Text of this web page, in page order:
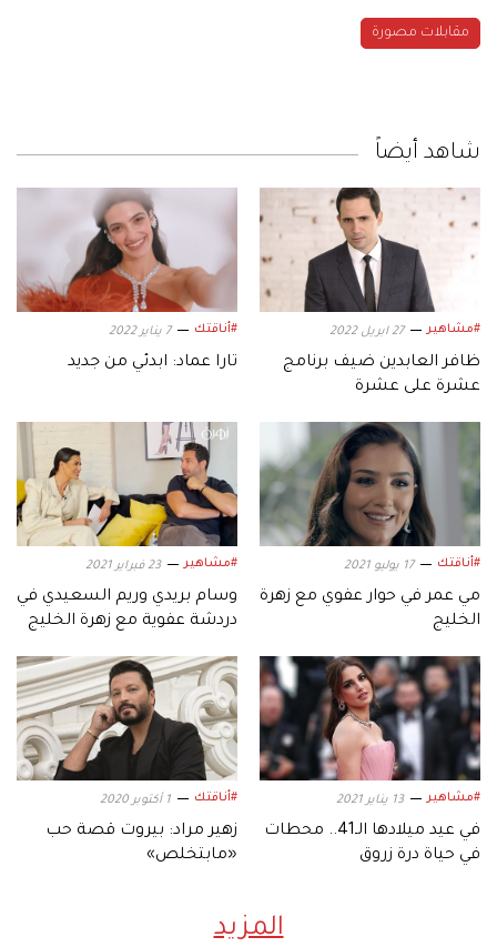
مقابلات مصورة
شاهد أيضاً
#مشاهير 27 ابريل 2022
ظافر العابدين ضيف برنامج
عشرة على عشرة
#أناقتك 7 يناير 2022
تارا عماد: ابدئي من جديد
#أناقتك 17 يوليو 2021
مي عمر في حوار عفوي مع زهرة
الخليج
#مشاهير 23 فبراير 2021
وسام بريدي وريم السعيدي في
دردشة عفوية مع زهرة الخليج
#مشاهير 13 يناير 2021
في عيد ميلادها الـ41.. محطات
في حياة درة زروق
#أناقتك 1 أكتوبر 2020
زهير مراد: بيروت قصة حب
«مابتخلص»
المزيد